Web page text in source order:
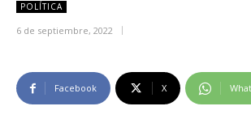
POLÍTICA
6 de septiembre, 2022
Facebook X